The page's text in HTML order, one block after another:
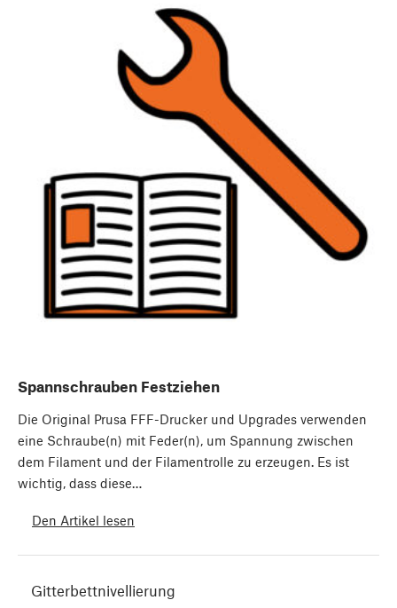
Spannschrauben Festziehen
Die Original Prusa FFF-Drucker und Upgrades verwenden
eine Schraube(n) mit Feder(n), um Spannung zwischen
dem Filament und der Filamentrolle zu erzeugen. Es ist
wichtig, dass diese…
Den Artikel lesen
Gitterbettnivellierung